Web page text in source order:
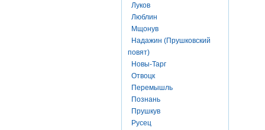
Луков
Люблин
Мщонув
Надажин (Прушковский
повят)
Новы-Тарг
Отвоцк
Перемышль
Познань
Прушкув
Русец